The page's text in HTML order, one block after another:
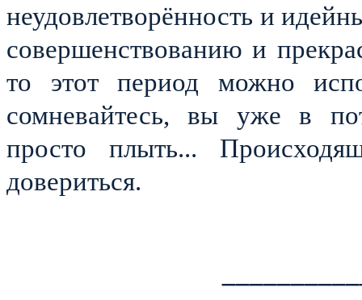
неудовлетворённость и
совершенствованию и
то этот период можно
сомневайтесь, вы уже в
просто плыть...
довериться.